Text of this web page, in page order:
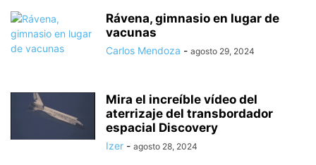
Rávena, gimnasio en lugar de
vacunas
Carlos Mendoza - agosto 29, 2024
Mira el increíble vídeo del
aterrizaje del transbordador
espacial Discovery
Izer - agosto 28, 2024